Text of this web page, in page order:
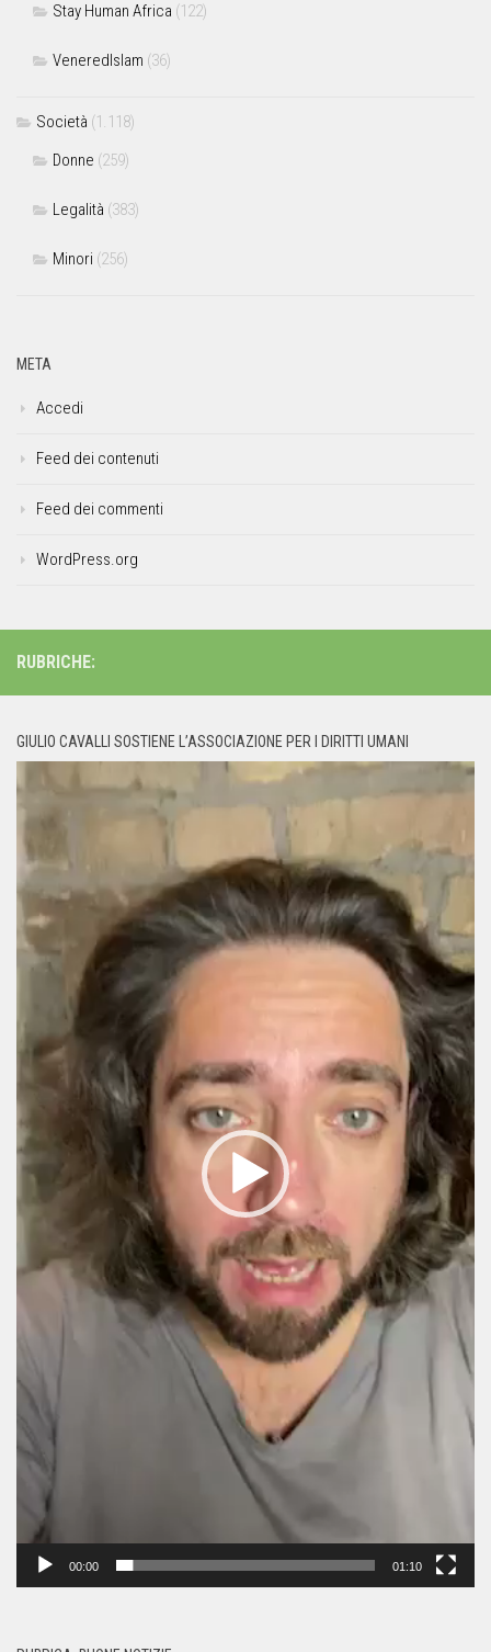
Stay Human Africa (122)
VeneredIslam (36)
Società (1.118)
Donne (259)
Legalità (383)
Minori (256)
META
Accedi
Feed dei contenuti
Feed dei commenti
WordPress.org
RUBRICHE:
GIULIO CAVALLI SOSTIENE L’ASSOCIAZIONE PER I DIRITTI UMANI
Player
00:00 01:10